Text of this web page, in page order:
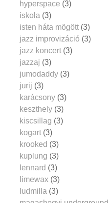
hyperspace (3)
iskola (3)
isten háta mögött (3)
jazz improvizáció (3)
jazz koncert (3)
jazzaj (3)
jumodaddy (3)
jurij (3)
karácsony (3)
keszthely (3)
kiscsillag (3)
kogart (3)
krooked (3)
kuplung (3)
lennard (3)
limewax (3)
ludmilla (3)